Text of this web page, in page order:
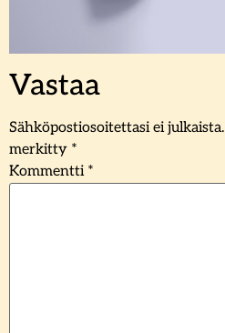
Vastaa
Sähköpostiosoitettasi ei julkaista.
merkitty *
Kommentti *